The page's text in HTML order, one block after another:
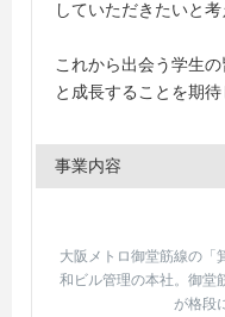
していただきたいと考
これから出会う学生
と成長することを期待
事業内容
大阪メトロ御堂筋線の「
和ビル管理の本社。御堂
が格段